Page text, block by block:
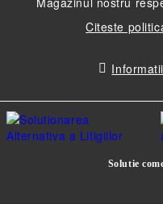
Citeste
Solutie